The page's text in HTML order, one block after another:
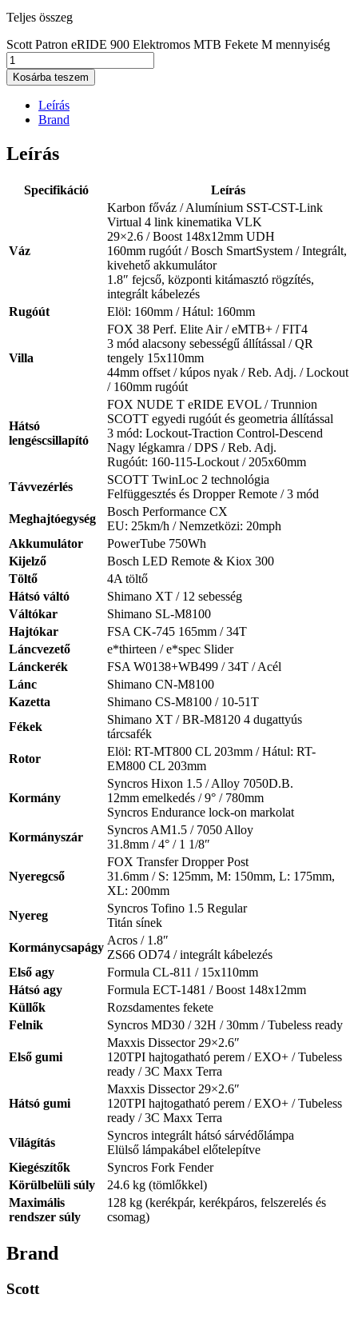
Teljes összeg
Scott Patron eRIDE 900 Elektromos MTB Fekete M mennyiség
Kosárba teszem
Leírás
Brand
Leírás
Specifikáció Leírás
Váz
Karbon főváz / Alumínium SST-CST-Link
Virtual 4 link kinematika VLK
29×2.6 / Boost 148x12mm UDH
160mm rugóút / Bosch SmartSystem / Integrált,
kivehető akkumulátor
1.8″ fejcső, központi kitámasztó rögzítés,
integrált kábelezés
Rugóút
Elöl: 160mm / Hátul: 160mm
Villa
FOX 38 Perf. Elite Air / eMTB+ / FIT4
3 mód alacsony sebességű állítással / QR
tengely 15x110mm
44mm offset / kúpos nyak / Reb. Adj. / Lockout
/ 160mm rugóút
Hátsó
lengéscsillapító
FOX NUDE T eRIDE EVOL / Trunnion
SCOTT egyedi rugóút és geometria állítással
3 mód: Lockout-Traction Control-Descend
Nagy légkamra / DPS / Reb. Adj.
Rugóút: 160-115-Lockout / 205x60mm
Távvezérlés
SCOTT TwinLoc 2 technológia
Felfüggesztés és Dropper Remote / 3 mód
Meghajtóegység
Bosch Performance CX
EU: 25km/h / Nemzetközi: 20mph
Akkumulátor
PowerTube 750Wh
Kijelző
Bosch LED Remote & Kiox 300
Töltő
4A töltő
Hátsó váltó
Shimano XT / 12 sebesség
Váltókar
Shimano SL-M8100
Hajtókar
FSA CK-745 165mm / 34T
Láncvezető
e*thirteen / e*spec Slider
Lánckerék
FSA W0138+WB499 / 34T / Acél
Lánc
Shimano CN-M8100
Kazetta
Shimano CS-M8100 / 10-51T
Fékek
Shimano XT / BR-M8120 4 dugattyús
tárcsafék
Rotor
Elöl: RT-MT800 CL 203mm / Hátul: RT-
EM800 CL 203mm
Kormány
Syncros Hixon 1.5 / Alloy 7050D.B.
12mm emelkedés / 9° / 780mm
Syncros Endurance lock-on markolat
Kormányszár
Syncros AM1.5 / 7050 Alloy
31.8mm / 4° / 1 1/8″
Nyeregcső
FOX Transfer Dropper Post
31.6mm / S: 125mm, M: 150mm, L: 175mm,
XL: 200mm
Nyereg
Syncros Tofino 1.5 Regular
Titán sínek
Kormánycsapágy
Acros / 1.8″
ZS66 OD74 / integrált kábelezés
Első agy
Formula CL-811 / 15x110mm
Hátsó agy
Formula ECT-1481 / Boost 148x12mm
Küllők
Rozsdamentes fekete
Felnik
Syncros MD30 / 32H / 30mm / Tubeless ready
Első gumi
Maxxis Dissector 29×2.6″
120TPI hajtogatható perem / EXO+ / Tubeless
ready / 3C Maxx Terra
Hátsó gumi
Maxxis Dissector 29×2.6″
120TPI hajtogatható perem / EXO+ / Tubeless
ready / 3C Maxx Terra
Világítás
Syncros integrált hátsó sárvédőlámpa
Elülső lámpakábel előtelepítve
Kiegészítők
Syncros Fork Fender
Körülbelüli súly
24.6 kg (tömlőkkel)
Maximális
rendszer súly
128 kg (kerékpár, kerékpáros, felszerelés és
csomag)
Brand
Scott